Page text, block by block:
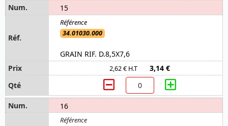
15
34.01030.000
GRAIN RIF. D.8,5X7,6
2,62 € H.T 3,14 €
16